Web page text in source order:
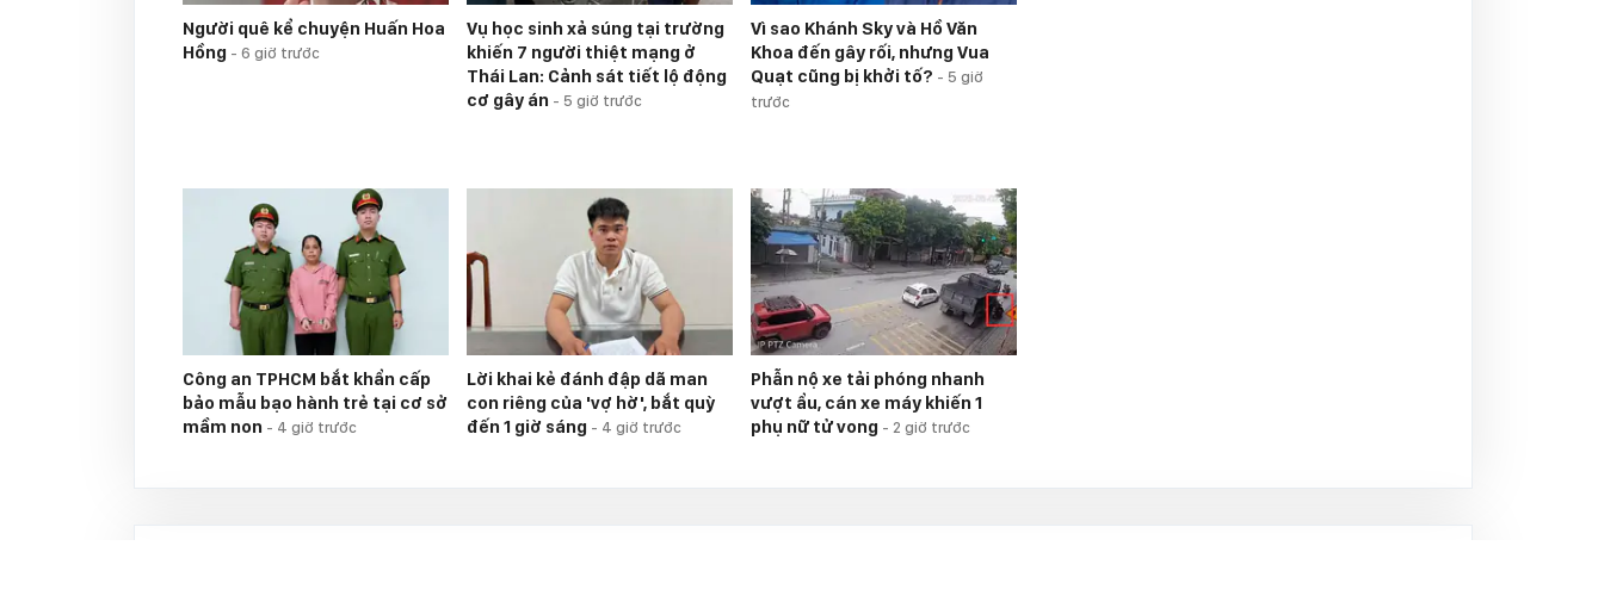
Người quê kể chuyện Huấn Hoa
Hồng - 6 giờ trước
Vụ học sinh xả súng tại trường
khiến 7 người thiệt mạng ở
Thái Lan: Cảnh sát tiết lộ động
cơ gây án - 5 giờ trước
Vì sao Khánh Sky và Hồ Văn
Khoa đến gây rối, nhưng Vua
Quạt cũng bị khởi tố? - 5 giờ
trước
Công an TPHCM bắt khẩn cấp
bảo mẫu bạo hành trẻ tại cơ sở
mầm non - 4 giờ trước
Lời khai kẻ đánh đập dã man
con riêng của 'vợ hờ', bắt quỳ
đến 1 giờ sáng - 4 giờ trước
Phẫn nộ xe tải phóng nhanh
vượt ẩu, cán xe máy khiến 1
phụ nữ tử vong - 2 giờ trước